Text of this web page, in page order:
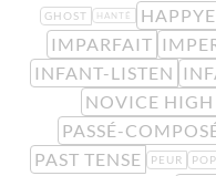
GHOST HANTÉ
IMPARFAIT
INFANT-LISTEN
NOVICE HIGH
PASSÉ-
PAST TENSE
PEUR